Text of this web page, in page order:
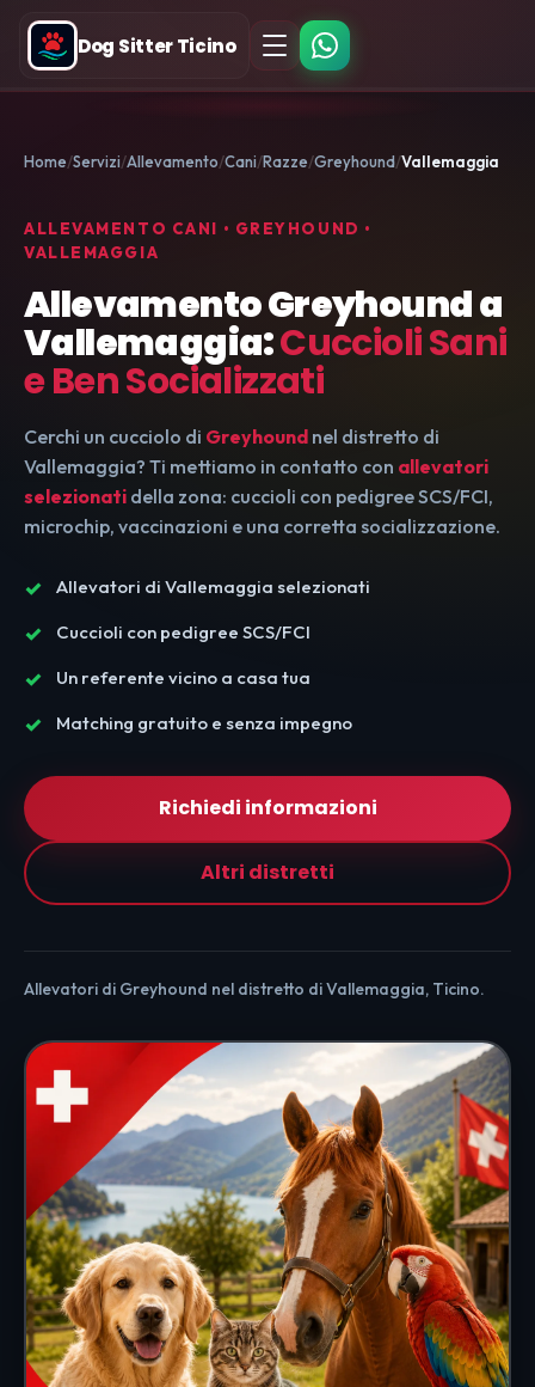
Dog Sitter Ticino
Home Servizi Allevamento Cani Razze Greyhound Vallemaggia
ALLEVAMENTO CANI • GREYHOUND •
VALLEMAGGIA
Allevamento Greyhound a
Vallemaggia:Cuccioli Sani
e Ben Socializzati
Cerchi un cucciolo di Greyhound nel distretto di
Vallemaggia? Ti mettiamo in contatto con allevatori
selezionati della zona: cuccioli con pedigree SCS/FCI,
microchip, vaccinazioni e una corretta socializzazione.
Allevatori di Vallemaggia selezionati
Cuccioli con pedigree SCS/FCI
Un referente vicino a casa tua
Matching gratuito e senza impegno
Richiedi informazioni
Altri distretti
Allevatori di Greyhound nel distretto di Vallemaggia, Ticino.